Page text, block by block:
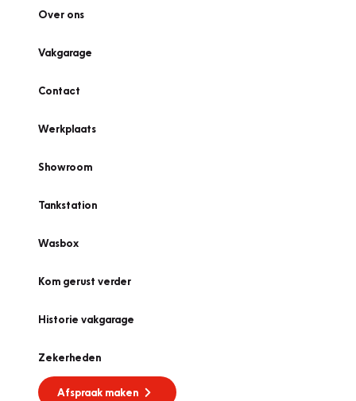
Over ons
Vakgarage
Contact
Werkplaats
Showroom
Tankstation
Wasbox
Kom gerust verder
Historie vakgarage
Zekerheden
Afspraak maken